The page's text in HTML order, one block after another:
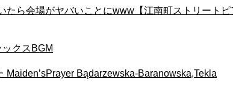
ら会場がヤバいことにwww【江南町ストリート
クスBGM
Maiden’sPrayer Bądarzewska-Baranowska,Tekla